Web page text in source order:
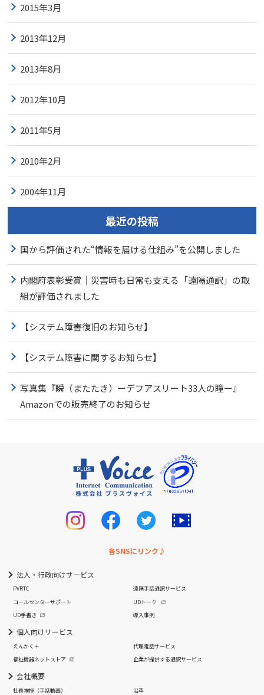
2015年3月
2013年12月
2013年8月
2012年10月
2011年5月
2010年2月
2004年11月
最近の投稿
国から評価された“情報を届ける仕組み”を公開しました
内閣府表彰受賞｜災害時も日常も支える「遠隔通訳」の取
組が評価されました
【システム障害復旧のお知らせ】
【システム障害に関するお知らせ】
写真集『瞬（またたき）ーデフアスリート33人の瞳ー』
Amazonでの販売終了のお知らせ
各SNSにリンク♪
法人・行政向けサービス
PVRTC
遠隔手話通訳サービス
コールセンターサポート
UDトーク
UD手書き
導入事例
個人向けサービス
えんかく＋
代理電話サービス
福祉機器ネットストア
企業が提供する通訳サービス
会社概要
社長挨拶 （手話動画） 沿革